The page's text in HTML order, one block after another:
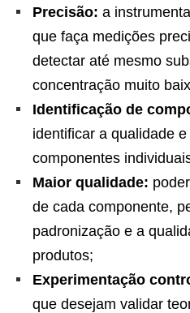
Precisão: a
que faça medições
detectar até mesmo
concentração muito
Identificação de
identificar a qualidade
componentes
Maior qualidade:
de cada componente,
padronização e a
produtos;
Experimentação
que desejam validar